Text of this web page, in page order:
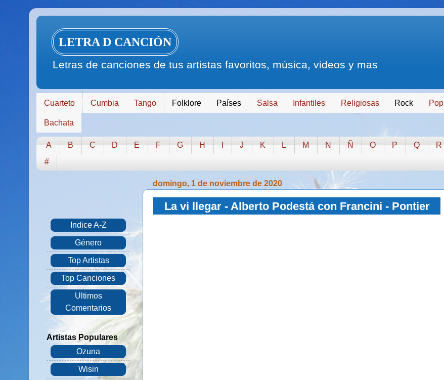
LETRA D CANCIÓN
Letras de canciones de tus artistas favoritos, música, videos y mas
Cuarteto Cumbia Tango Folklore Países Salsa Infantiles Religiosas Rock Pop
Bachata
A B C D E F G H J K L M N Ñ O P Q R
#
domingo, 1 de noviembre de 2020
La vi llegar - Alberto Podestá con Francini - Pontier
Indice A-Z
Género
Top Artistas
Top Canciones
Ultimos
Comentarios
Artistas Populares
Ozuna
Wisin